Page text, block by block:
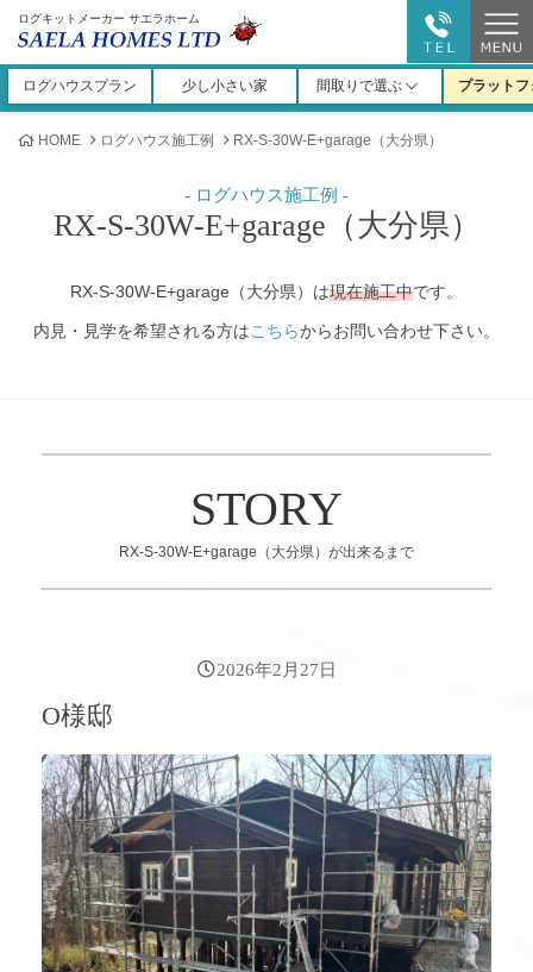
ログキットメーカー サエラホーム
ログハウスプラン 少し小さい家 間取りで選ぶ プラット
HOME ログハウス施工例 RX-S-30W-E+garage（大分県）
RX-S-30W-E+garage（大分県）
RX-S-30W-E+garage（大分県）は現在施工中です。
内見・見学を希望される方はこちらからお問い合わせ下さい。
STORY
RX-S-30W-E+garage（大分県）が出来るまで
2026年2月27日
O様邸